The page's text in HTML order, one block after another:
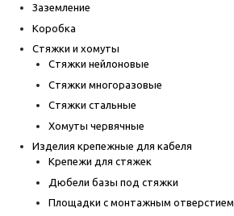
Заземление
Коробка
Стяжки и хомуты
Стяжки нейлоновые
Стяжки многоразовые
Стяжки стальные
Хомуты червячные
Изделия крепежные для кабеля
Крепежи для стяжек
Дюбели базы под стяжки
Площадки с монтажным отверстием